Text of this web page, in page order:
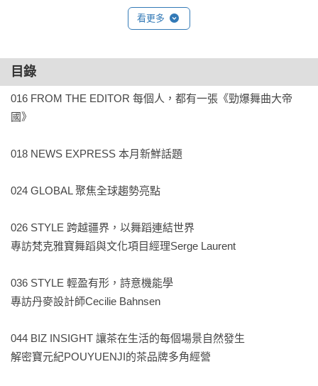
奇，在速度與效率成為日常的今天，為什麼我們仍被過去的事
物所吸引？而當「懷舊」成為一種潮流，我們究竟在懷念什
景、舊物市集、古著、復古字體、古董家具、華語金曲、復古
未來主義等不同世界，看創意人如何讓懷舊不只是複製過去，
只是一次關於懷舊的整理，更是對「此刻」的提問：當老物、
持續創新的感性？
052 聚焦5大趨勢！懷舊浪潮的此時此刻
攝影師金本凜太朗、彭一航
跟著場外OFF-SITE踏入橋下
看更多
目錄
016 FROM THE EDITOR 每個人，都有一張《勁爆舞曲大帝
國》
018 NEWS EXPRESS 本月新鮮話題
024 GLOBAL 聚焦全球趨勢亮點
026 STYLE 跨越疆界，以舞蹈連結世界
專訪梵克雅寶舞蹈與文化項目經理Serge Laurent
036 STYLE 輕盈有形，詩意機能學
專訪丹麥設計師Cecilie Bahnsen
044 BIZ INSIGHT 讓茶在生活的每個場景自然發生
解密寶元紀POUYUENJI的茶品牌多角經營